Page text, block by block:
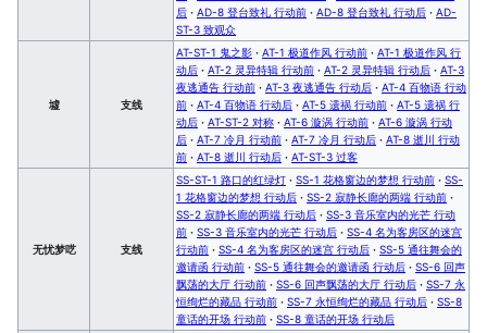
后 · AD-8 登台致礼 行动前 · AD-8 登台致礼 行动后 · AD-
ST-3 致观众
墟 支线
AT-ST-1 鬼之影 · AT-1 极道作风 行动前 · AT-1 极道作风 行
动后 · AT-2 灵异特辑 行动前 · AT-2 灵异特辑 行动后 · AT-3
夜逃通告 行动前 · AT-3 夜逃通告 行动后 · AT-4 百物语 行动
前 · AT-4 百物语 行动后 · AT-5 遗祸 行动前 · AT-5 遗祸 行
动后 · AT-ST-2 对称 · AT-6 漩涡 行动前 · AT-6 漩涡 行动
后 · AT-7 冷月 行动前 · AT-7 冷月 行动后 · AT-8 逝川 行动
前 · AT-8 逝川 行动后 · AT-ST-3 过客
无忧梦呓 支线
SS-ST-1 路口的红绿灯 · SS-1 花格窗边的梦想 行动前 · SS-
1 花格窗边的梦想 行动后 · SS-2 寂静长廊的两端 行动前 ·
SS-2 寂静长廊的两端 行动后 · SS-3 音乐室内的光芒 行动
前 · SS-3 音乐室内的光芒 行动后 · SS-4 名为客房区的迷宫
行动前 · SS-4 名为客房区的迷宫 行动后 · SS-5 通往舞会的
邀请函 行动前 · SS-5 通往舞会的邀请函 行动后 · SS-6 回声
飘荡的大厅 行动前 · SS-6 回声飘荡的大厅 行动后 · SS-7 永
恒绚烂的藏品 行动前 · SS-7 永恒绚烂的藏品 行动后 · SS-8
童话的开场 行动前 · SS-8 童话的开场 行动后